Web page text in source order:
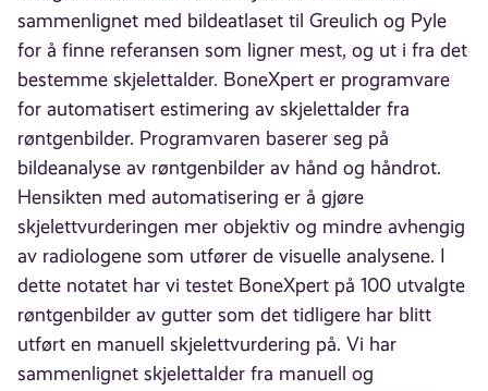
sammenlignet med bildeatlaset til Greulich og Pyle
for å finne referansen som ligner mest, og ut i fra det
bestemme skjelettalder. BoneXpert er programvare
for automatisert estimering av skjelettalder fra
røntgenbilder. Programvaren baserer seg på
bildeanalyse av røntgenbilder av hånd og håndrot.
Hensikten med automatisering er å gjøre
skjelettvurderingen mer objektiv og mindre avhengig
av radiologene som utfører de visuelle analysene. I
dette notatet har vi testet BoneXpert på 100 utvalgte
røntgenbilder av gutter som det tidligere har blitt
utført en manuell skjelettvurdering på. Vi har
sammenlignet skjelettalder fra manuell og